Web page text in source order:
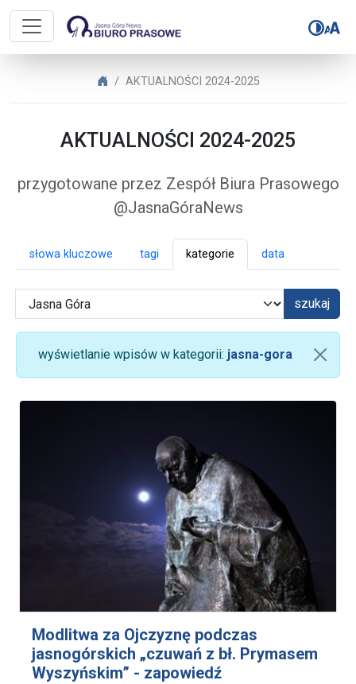
Biuro Prasowe Jasnej Góry –
Biuro Prasowe Jasnej Góry
AKTUALNOŚCI 2024-2025
AKTUALNOŚCI 2024-2025
przygotowane przez Zespół Biura Prasowego
@JasnaGóraNews
słowa kluczowe tagi kategorie data
szukaj
wyświetlanie wpisów w kategorii: jasna-gora
Modlitwa za Ojczyznę podczas
jasnogórskich „czuwań z bł. Prymasem
Wyszyńskim” - zapowiedź